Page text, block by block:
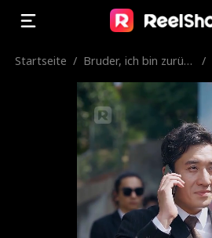
Startseite / Bruder, ich bin zurüc
/